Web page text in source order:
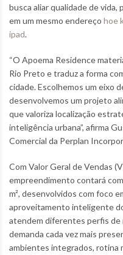
busca aliar qualidade de vida,
em um mesmo endereço hoe
ipad.
“O Apoema Residence
Rio Preto e traduz a forma
cidade. Escolhemos um eixo
desenvolvemos um projeto
que valoriza localização
inteligência urbana”, afirma
Comercial da Perplan
Com Valor Geral de Vendas
empreendimento contará
m², desenvolvidos com foco
aproveitamento inteligente
atendem diferentes perfis de
demanda cada vez mais
ambientes integrados, rotina